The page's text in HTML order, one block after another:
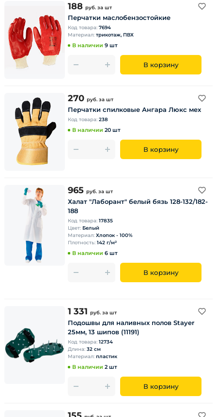
188 руб. за шт
Перчатки маслобензостойкие
Код товара: 7694
Материал: трикотаж, ПВХ
В наличии 9 шт
В корзину
270 руб. за шт
Перчатки спилковые Ангара Люкс мех
Код товара: 238
В наличии 20 шт
В корзину
965 руб. за шт
Халат "Лаборант" белый бязь 128-132/182-
188
Код товара: 17835
Цвет: Белый
Материал: Хлопок - 100%
Плотность: 142 г/м²
В наличии 6 шт
В корзину
1 331 руб. за шт
Подошвы для наливных полов Stayer
25мм, 13 шипов (11191)
Код товара: 12734
Длина: 32 см
Материал: пластик
В наличии 2 шт
В корзину